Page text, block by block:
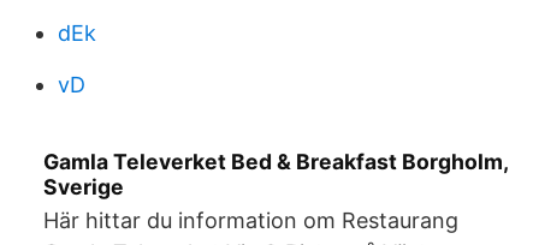
dEk
vD
Gamla Televerket Bed & Breakfast Borgholm,
Sverige
Här hittar du information om Restaurang